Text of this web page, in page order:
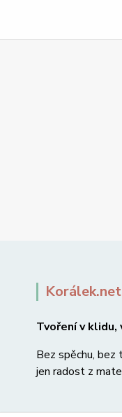
Korálek.net
Tvoření v
Bez spěchu, bez
jen radost z